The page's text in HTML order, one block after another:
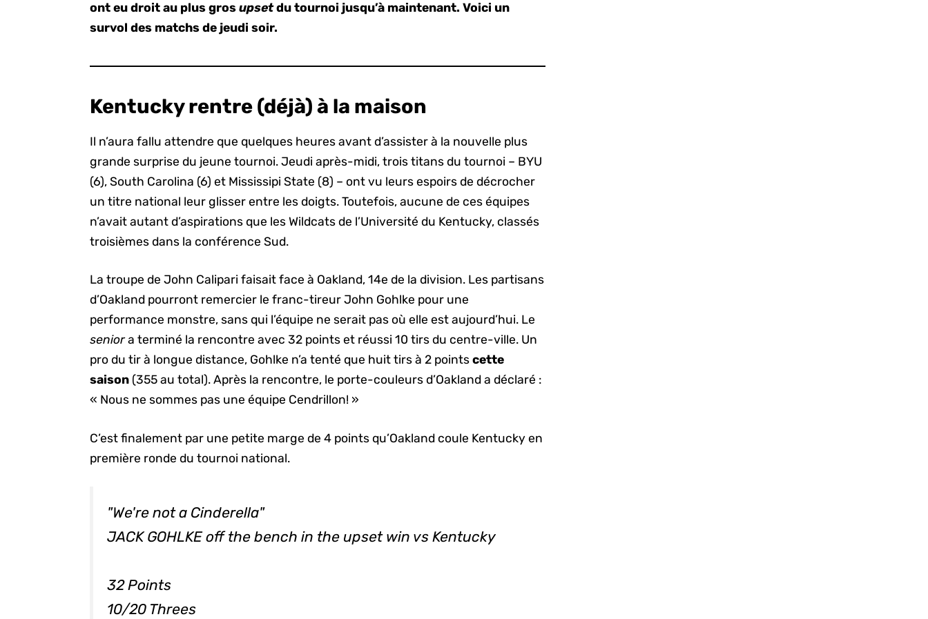
ont eu droit au plus grosupsetdu tournoi jusqu’à maintenant. Voici un
survol des matchs de jeudi soir.
Kentucky rentre (déjà) à la maison
Il n’aura fallu attendre que quelques heures avant d’assister à la nouvelle plus
grande surprise du jeune tournoi. Jeudi après-midi, trois titans du tournoi – BYU
(6), South Carolina (6) et Mississipi State (8) – ont vu leurs espoirs de décrocher
un titre national leur glisser entre les doigts. Toutefois, aucune de ces équipes
n’avait autant d’aspirations que les Wildcats de l’Université du Kentucky, classés
troisièmes dans la conférence Sud.
La troupe de John Calipari faisait face à Oakland, 14e de la division. Les partisans
d’Oakland pourront remercier le franc-tireur John Gohlke pour une
performance monstre, sans qui l’équipe ne serait pas où elle est aujourd’hui. Le
seniora terminé la rencontre avec 32 points et réussi 10 tirs du centre-ville. Un
pro du tir à longue distance, Gohlke n’a tenté que huit tirs à 2 pointscette
saison (355 au total). Après la rencontre, le porte-couleurs d’Oakland a déclaré :
« Nous ne sommes pas une équipe Cendrillon! »
C’est finalement par une petite marge de 4 points qu’Oakland coule Kentucky en
première ronde du tournoi national.
"We're not a Cinderella"
JACK GOHLKE off the bench in the upset win vs Kentucky
32 Points
10/20 Threes